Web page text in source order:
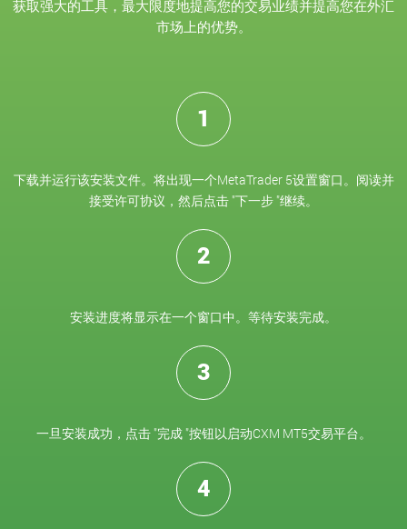
获取强大的工具，最大限度地提高您的交易业绩并提高您在外汇
市场上的优势。
1
下载并运行该安装文件。将出现一个MetaTrader 5设置窗口。阅读并
接受许可协议，然后点击 "下一步 "继续。
2
安装进度将显示在一个窗口中。等待安装完成。
3
一旦安装成功，点击 "完成 "按钮以启动CXM MT5交易平台。
4